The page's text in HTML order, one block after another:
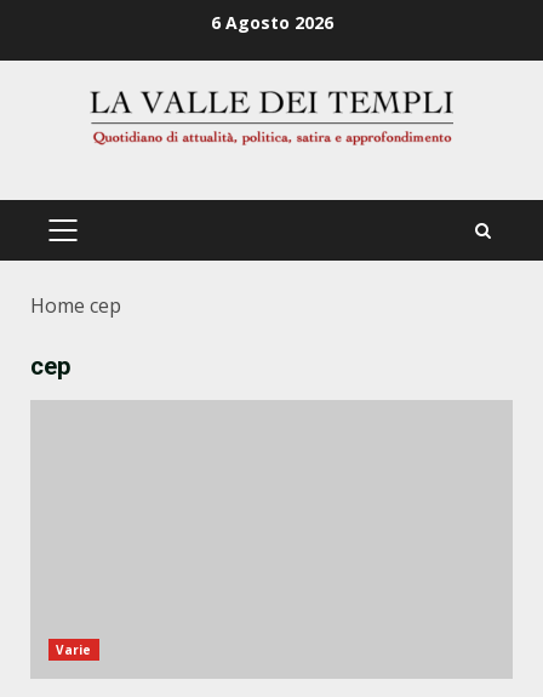
6 Agosto 2026
PRIMÄRES
Home cep
cep
Varie